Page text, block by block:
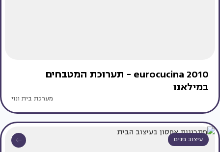
eurocucina 2010 - תערוכת המטבחים
במילאנו
מערכת בית ונוי
עיצוב פנים